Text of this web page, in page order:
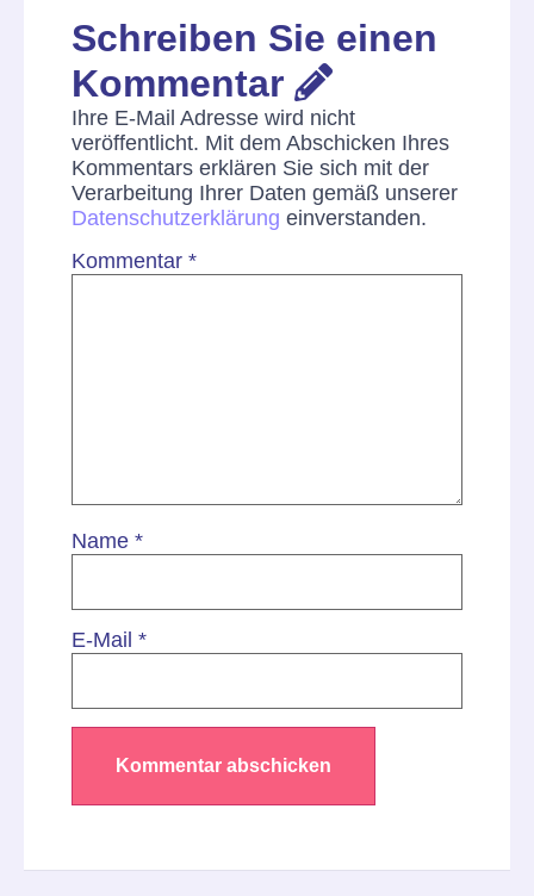
Schreiben Sie einen
Kommentar
Ihre E-Mail Adresse wird nicht
veröffentlicht. Mit dem Abschicken Ihres
Kommentars erklären Sie sich mit der
Verarbeitung Ihrer Daten gemäß unserer
Datenschutzerklärung einverstanden.
Kommentar *
Name *
E-Mail *